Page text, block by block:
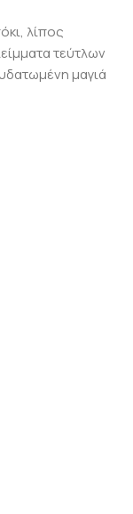
λίπος
τεύτλων
μαγιά